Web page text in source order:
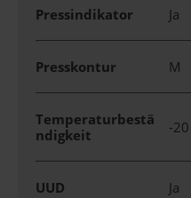
Pressindikator Ja
Presskontur M
Temperaturbestä
ndigkeit
-
UUD Ja